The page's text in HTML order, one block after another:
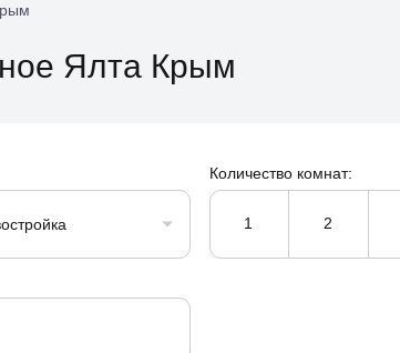
Ялта Крым
Количество комнат:
1 2